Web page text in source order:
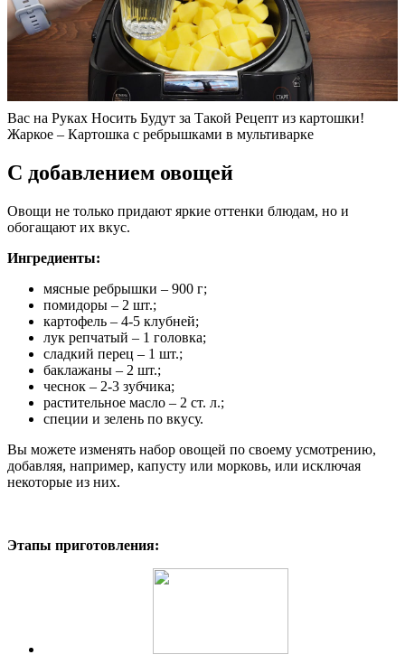
Вас на Руках Носить Будут за Такой Рецепт из картошки!
Жаркое – Картошка с ребрышками в мультиварке
С добавлением овощей
Овощи не только придают яркие оттенки блюдам, но и
обогащают их вкус.
Ингредиенты:
мясные ребрышки – 900 г;
помидоры – 2 шт.;
картофель – 4-5 клубней;
лук репчатый – 1 головка;
сладкий перец – 1 шт.;
баклажаны – 2 шт.;
чеснок – 2-3 зубчика;
растительное масло – 2 ст. л.;
специи и зелень по вкусу.
Вы можете изменять набор овощей по своему усмотрению,
добавляя, например, капусту или морковь, или исключая
некоторые из них.
Этапы приготовления: